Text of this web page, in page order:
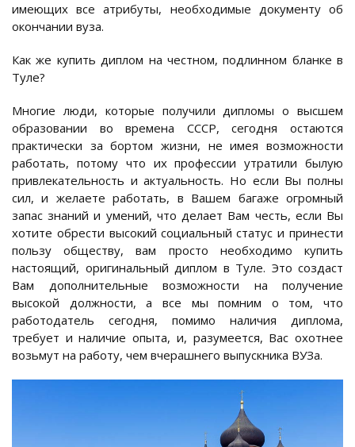
имеющих все атрибуты, необходимые документу об
окончании вуза.
Как же купить диплом на честном, подлинном бланке в
Туле?
Многие люди, которые получили дипломы о высшем
образовании во времена СССР, сегодня остаются
практически за бортом жизни, не имея возможности
работать, потому что их профессии утратили былую
привлекательность и актуальность. Но если Вы полны
сил, и желаете работать, в Вашем багаже огромный
запас знаний и умений, что делает Вам честь, если Вы
хотите обрести высокий социальный статус и принести
пользу обществу, вам просто необходимо купить
настоящий, оригинальный диплом в Туле. Это создаст
Вам дополнительные возможности на получение
высокой должности, а все мы помним о том, что
работодатель сегодня, помимо наличия диплома,
требует и наличие опыта, и, разумеется, Вас охотнее
возьмут на работу, чем вчерашнего выпускника ВУЗа.